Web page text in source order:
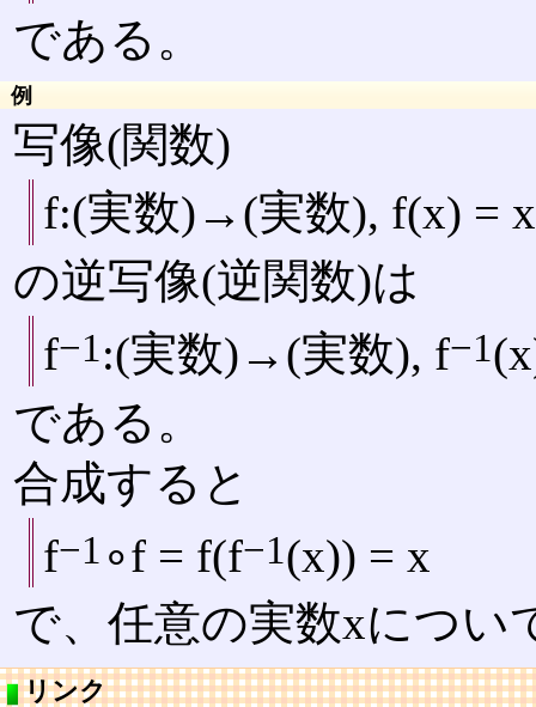
である。
例
写像(関数)
f:(実数)→(実数), f(x) =
の逆写像(逆関数)は
f−1 :(実数)→(実数), f−1
である。
合成すると
f−1 ∘f = f(f−1(x)) = x
で、任意の実数xについ
リンク